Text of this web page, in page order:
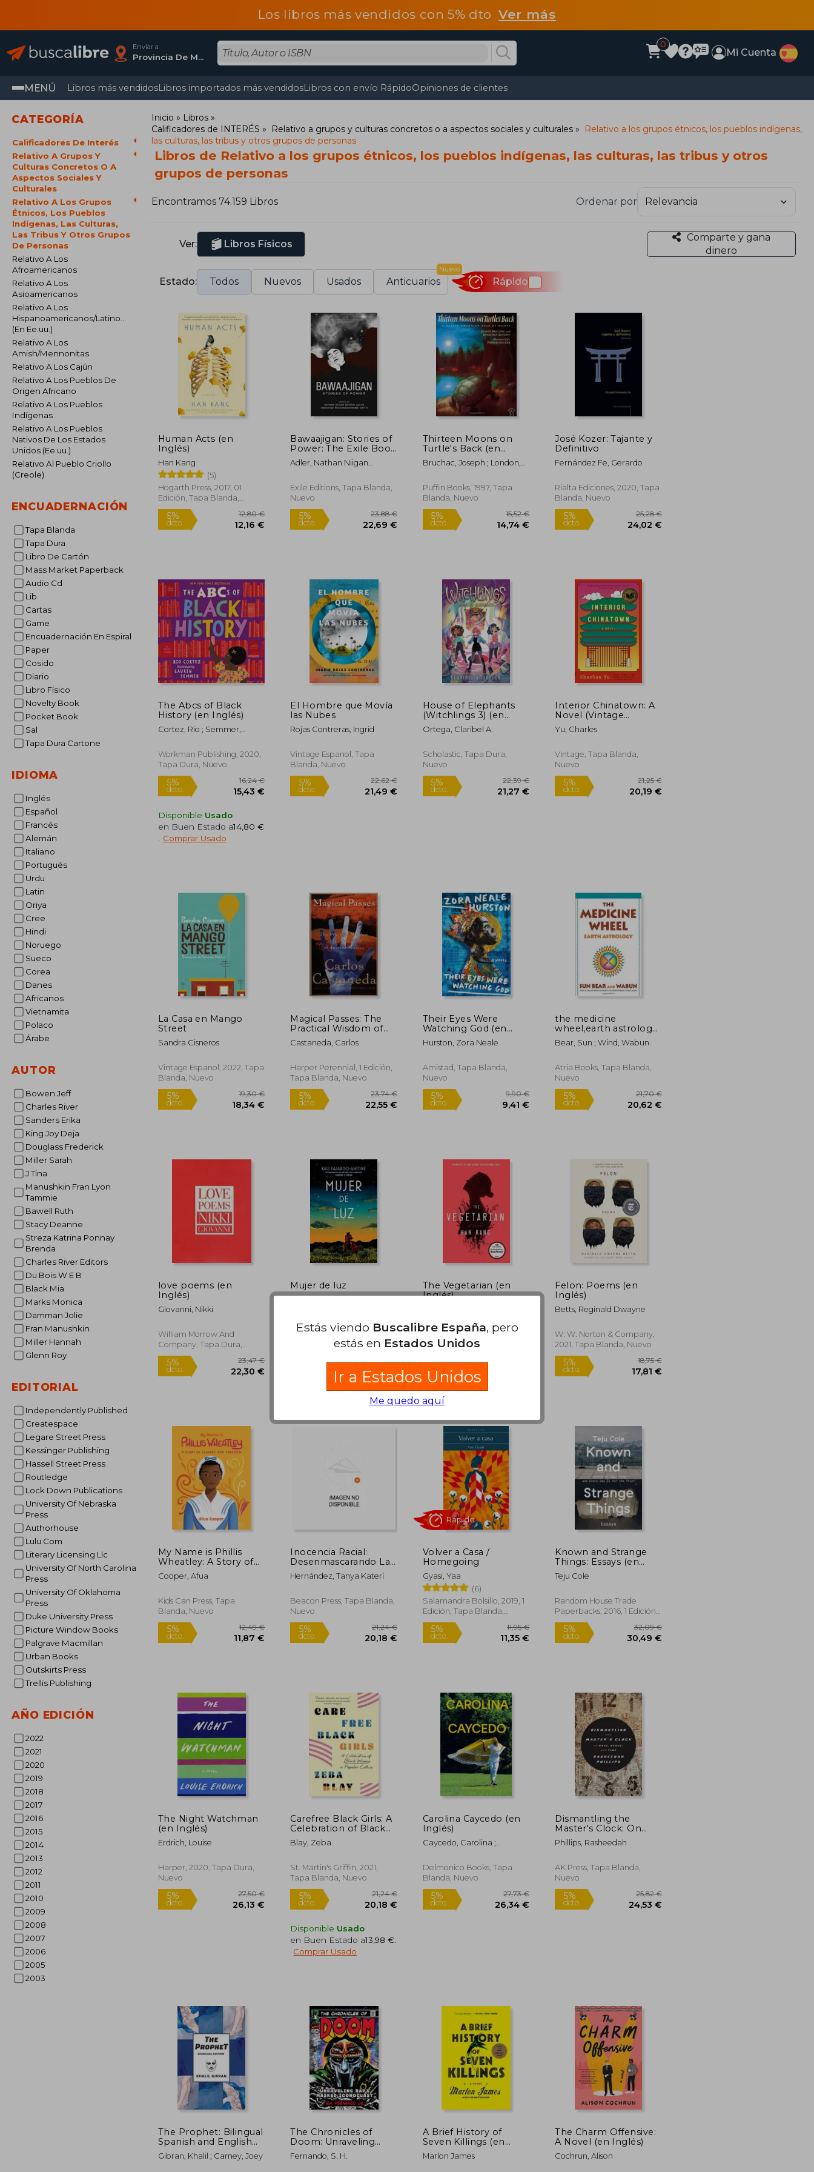
Los libros más vendidos con 5% dtoVer más
Enviar a
Provincia De Madrid
0
Mi Cuenta
MENÚ Libros más vendidosLibros importados más vendidosLibros con envío RápidoOpiniones de clientes
CATEGORÍA
Calificadores De Interés
Relativo A Grupos Y
Culturas Concretos O A
Aspectos Sociales Y
Culturales
Relativo A Los Grupos
Étnicos, Los Pueblos
Indígenas, Las Culturas,
Las Tribus Y Otros Grupos
De Personas
Relativo A Los
Afroamericanos
Relativo A Los
Asioamericanos
Relativo A Los
Hispanoamericanos/Latinoamericanos
(En Ee.uu.)
Relativo A Los
Amish/Mennonitas
Relativo A Los Cajún
Relativo A Los Pueblos De
Origen Africano
Relativo A Los Pueblos
Indígenas
Relativo A Los Pueblos
Nativos De Los Estados
Unidos (Ee.uu.)
Relativo Al Pueblo Criollo
(Creole)
ENCUADERNACIÓN
Tapa Blanda
Tapa Dura
Libro De Cartón
Mass Market Paperback
Audio Cd
Lib
Cartas
Game
Encuadernación En Espiral
Paper
Cosido
Diario
Libro Físico
Novelty Book
Pocket Book
Sal
Tapa Dura Cartone
IDIOMA
Inglés
Español
Francés
Alemán
Italiano
Portugués
Urdu
Latin
Oriya
Cree
Hindi
Noruego
Sueco
Corea
Danes
Africanos
Vietnamita
Polaco
Árabe
AUTOR
Bowen Jeff
Charles River
Sanders Erika
King Joy Deja
Douglass Frederick
Miller Sarah
J Tina
Manushkin Fran Lyon
Tammie
Bawell Ruth
Stacy Deanne
Streza Katrina Ponnay
Brenda
Charles River Editors
Du Bois W E B
Black Mia
Marks Monica
Damman Jolie
Fran Manushkin
Miller Hannah
Glenn Roy
EDITORIAL
Independently Published
Createspace
Legare Street Press
Kessinger Publishing
Hassell Street Press
Routledge
Lock Down Publications
University Of Nebraska
Press
Authorhouse
Lulu Com
Literary Licensing Llc
University Of North Carolina
Press
University Of Oklahoma
Press
Duke University Press
Picture Window Books
Palgrave Macmillan
Urban Books
Outskirts Press
Trellis Publishing
AÑO EDICIÓN
2022
2021
2020
2019
2018
2017
2016
2015
2014
2013
2012
2011
2010
2009
2008
2007
2006
2005
2003
Inicio
Libros
Calificadores de INTERÉS
Relativo a grupos y culturas concretos o a aspectos sociales y culturales
Relativo a los grupos étnicos, los pueblos indígenas,
las culturas, las tribus y otros grupos de personas
Libros de Relativo a los grupos étnicos, los pueblos indígenas, las culturas, las tribus y otros
grupos de personas
Encontramos 74.159 Libros Ordenar por
Ver: Libros Físicos
Comparte y gana
dinero
Estado: Todos Nuevos Usados Anticuarios
Nuevo
Rápido
Human Acts (en
Inglés)
Han Kang
(5)
Hogarth Press, 2017, 01
Edición, Tapa Blanda,
Nuevo
dcto. 12,16 €
Bawaajigan: Stories of
Power: The Exile Book
of Anthology Series:
Number Eighteen (en
Adler, Nathan Niigan
Miskonoodinkwe
Exile Editions, Tapa Blanda,
Nuevo
dcto.
Thirteen Moons on
Turtle's Back (en
Inglés)
Bruchac, Joseph ; London,
Puffin Books, 1997, Tapa
Blanda, Nuevo
dcto. 14,74 €
José Kozer: Tajante y
Definitivo
Fernández Fe, Gerardo
Rialta Ediciones, 2020, Tapa
Blanda, Nuevo
dcto.
The Abcs of Black
History (en Inglés)
Cortez, Rio ; Semmer,
Workman Publishing, 2020,
Tapa Dura, Nuevo
Disponible Usado
en Buen Estado a14,80 €
Comprar Usado
El Hombre que Movía
las Nubes
Rojas Contreras, Ingrid
Vintage Espanol, Tapa
Blanda, Nuevo
House of Elephants
(Witchlings 3) (en
Inglés)
Ortega, Claribel A.
Scholastic, Tapa Dura,
Nuevo
Interior Chinatown: A
Novel (Vintage
Contemporaries) (en
Inglés)
Yu, Charles
Vintage, Tapa Blanda,
Nuevo
La Casa en Mango
Street
Sandra Cisneros
Vintage Espanol, 2022, Tapa
Blanda, Nuevo
dcto.
Magical Passes: The
Practical Wisdom of
the Shamans of
Ancient Mexico (en
Castaneda, Carlos
Harper Perennial, 1 Edición,
Tapa Blanda, Nuevo
5%
dcto.
Their Eyes Were
Watching God (en
Inglés)
Hurston, Zora Neale
Amistad, Tapa Blanda,
Nuevo
5%
dcto. 9,41 €
the medicine
wheel,earth astrology
(en Inglés)
Bear, Sun ; Wind, Wabun
Atria Books, Tapa Blanda,
Nuevo
5%
dcto.
love poems (en
Inglés)
Giovanni, Nikki
William Morrow And
Company, Tapa Dura,
Nuevo
5%
dcto.
Mujer de luz
Vintage Espanol, Tapa
Blanda, Nuevo
22,36 €
21,24 €
The Vegetarian (en
Inglés)
(4)
Hogarth Press, 2016, 1
Edición, Tapa Blanda,
5%
dcto.
10,00 €
Felon: Poems (en
Inglés)
Betts, Reginald Dwayne
W. W. Norton & Company,
2021, Tapa Blanda, Nuevo
5%
My Name is Phillis
Wheatley: A Story of
Slavery and Freedom
(en Inglés)
Cooper, Afua
Kids Can Press, Tapa
Blanda, Nuevo
dcto. 11,87 €
Inocencia Racial:
Desenmascarando La
Antinegritud de Los
Latinos Y La Lucha Por
Hernández, Tanya Katerí
Beacon Press, Tapa Blanda,
Nuevo
dcto. 20,18 €
Volver a Casa /
Homegoing
Gyasi, Yaa
(6)
Salamandra Bolsillo, 2019, 1
Edición, Tapa Blanda,
Nuevo
dcto. 11,35 €
Known and Strange
Things: Essays (en
Inglés)
Teju Cole
Random House Trade
Paperbacks, 2016, 1 Edición,
Tapa Blanda, Nuevo
dcto.
The Night Watchman
(en Inglés)
Erdrich, Louise
Harper, 2020, Tapa Dura,
Nuevo
5%
dcto.
Carefree Black Girls: A
Celebration of Black
Women in Popular
Culture (en Inglés)
Blay, Zeba
St. Martin's Griffin, 2021,
Tapa Blanda, Nuevo
5%
dcto.
Disponible Usado
en Buen Estado a13,98 €
Comprar Usado
Carolina Caycedo (en
Inglés)
Caycedo, Carolina ;
Hernández-Palmar, David
Delmonico Books, Tapa
Blanda, Nuevo
dcto.
27,73 €
Dismantling the
Master's Clock: On
Race, Space, and Time
(en Inglés)
Phillips, Rasheedah
AK Press, Tapa Blanda,
Nuevo
5%
dcto.
The Prophet: Bilingual
Spanish and English
Edition (en Inglés)
Gibran, Khalil ; Carney, Joey
The Chronicles of
Doom: Unraveling
Rap's Masked
Iconoclast (en Inglés)
Fernando, S. H.
A Brief History of
Seven Killings (en
Inglés)
Marlon James
The Charm Offensive:
A Novel (en Inglés)
Cochrun, Alison
Estás viendo Buscalibre España, pero
estás en Estados Unidos
Ir a Estados Unidos
Me quedo aquí